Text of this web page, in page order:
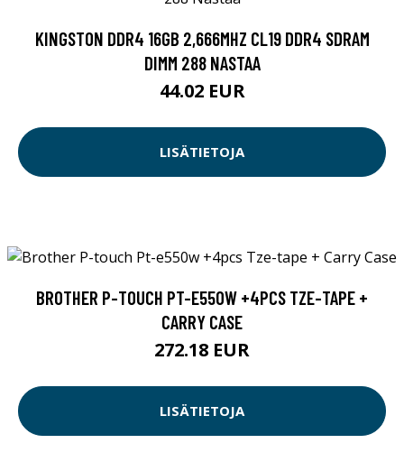
KINGSTON DDR4 16GB 2,666MHZ CL19 DDR4 SDRAM
DIMM 288 NASTAA
44.02 EUR
LISÄTIETOJA
BROTHER P-TOUCH PT-E550W +4PCS TZE-TAPE +
CARRY CASE
272.18 EUR
LISÄTIETOJA